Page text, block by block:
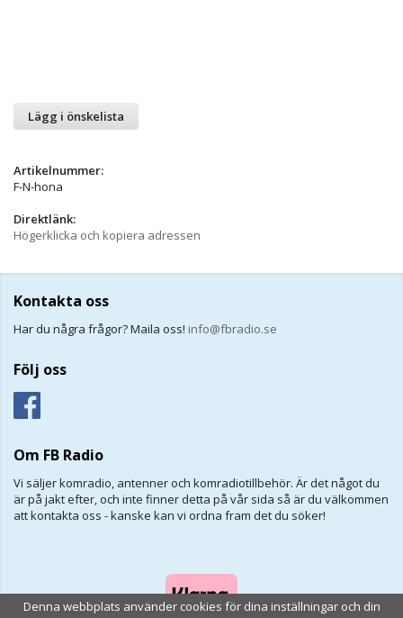
Lägg i önskelista
Artikelnummer:
F-N-hona
Direktlänk:
Högerklicka och kopiera adressen
Kontakta oss
Har du några frågor? Maila oss! info@fbradio.se
Följ oss
Om FB Radio
Vi säljer komradio, antenner och komradiotillbehör. Är det något du
är på jakt efter, och inte finner detta på vår sida så är du välkommen
att kontakta oss - kanske kan vi ordna fram det du söker!
Denna webbplats använder cookies för dina inställningar och din